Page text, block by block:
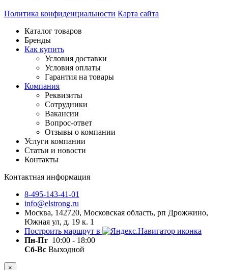
Политика конфиденциальности Карта сайта
Каталог товаров
Бренды
Как купить
Условия доставки
Условия оплаты
Гарантия на товары
Компания
Реквизиты
Сотрудники
Вакансии
Вопрос-ответ
Отзывы о компании
Услуги компании
Статьи и новости
Контакты
Контактная информация
8-495-143-41-01
info@elstrong.ru
Москва, 142720, Московская область, рп Дрожжино,
Южная ул, д. 19 к. 1
Построить маршрут в
Пн-Пт 10:00 - 18:00
Сб-Вс Выходной
×